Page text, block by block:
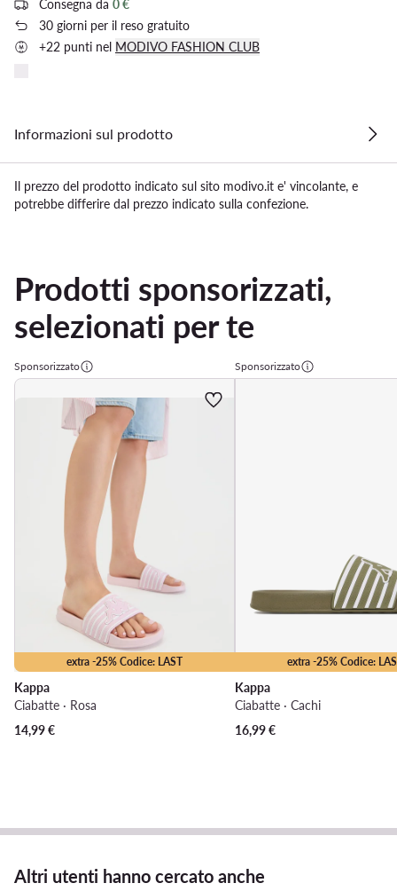
Consegna da 0 €
30 giorni per il reso gratuito
+22 punti nel MODIVO FASHION CLUB
Informazioni sul prodotto
Il prezzo del prodotto indicato sul sito modivo.it e' vincolante, e
potrebbe differire dal prezzo indicato sulla confezione.
Prodotti sponsorizzati,
selezionati per te
Sponsorizzato
extra -25% Codice: LAST
Kappa
Ciabatte · Rosa
14,99€
Sponsorizzato
extra -25% Codice:
Kappa
Ciabatte · Cachi
16,99€
Altri utenti hanno cercato anche